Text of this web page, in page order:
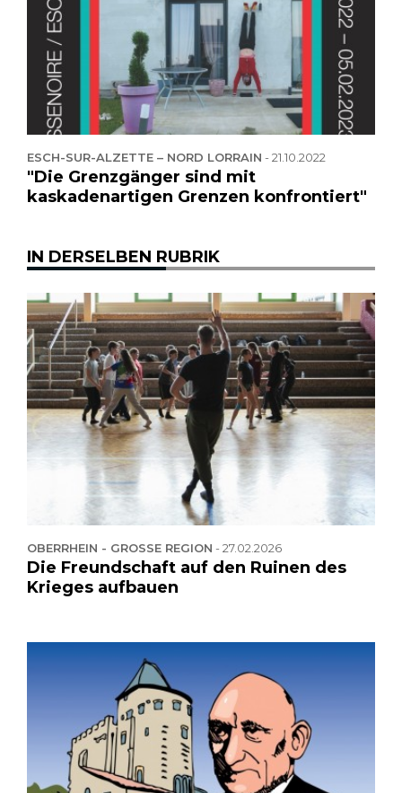
ESCH-SUR-ALZETTE – NORD LORRAIN -21.10.2022
"Die Grenzgänger sind mit
kaskadenartigen Grenzen konfrontiert"
IN DERSELBEN RUBRIK
OBERRHEIN - GROSSE REGION -27.02.2026
Die Freundschaft auf den Ruinen des
Krieges aufbauen